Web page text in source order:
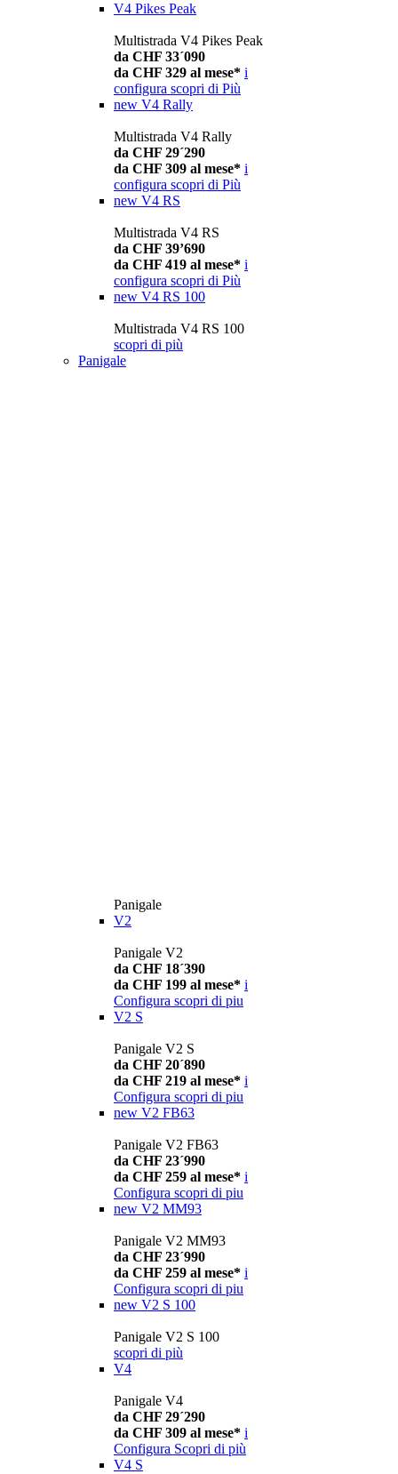
V4 Pikes Peak
Multistrada V4 Pikes Peak
da CHF 33´090
da CHF 329 al mese* i
configura scopri di Più
new V4 Rally
Multistrada V4 Rally
da CHF 29´290
da CHF 309 al mese* i
configura scopri di Più
new V4 RS
Multistrada V4 RS
da CHF 39’690
da CHF 419 al mese* i
configura scopri di Più
new V4 RS 100
Multistrada V4 RS 100
scopri di più
Panigale
Panigale
V2
Panigale V2
da CHF 18´390
da CHF 199 al mese* i
Configura scopri di piu
V2 S
Panigale V2 S
da CHF 20´890
da CHF 219 al mese* i
Configura scopri di piu
new V2 FB63
Panigale V2 FB63
da CHF 23´990
da CHF 259 al mese* i
Configura scopri di piu
new V2 MM93
Panigale V2 MM93
da CHF 23´990
da CHF 259 al mese* i
Configura scopri di piu
new V2 S 100
Panigale V2 S 100
scopri di più
V4
Panigale V4
da CHF 29´290
da CHF 309 al mese* i
Configura Scopri di più
V4 S